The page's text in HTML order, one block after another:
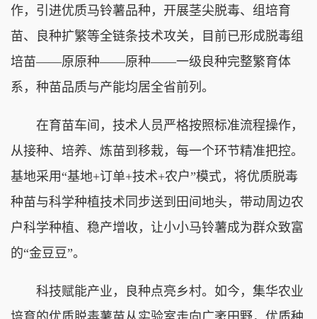
作，引进优质马铃薯品种，开展茎尖脱毒、组培育
苗、良种扩繁等全链条技术攻关，目前已形成脱毒组
培苗——原原种——原种——一级良种完整繁育体
系，种苗品质与产能均居全省前列。
在育苗车间，技术人员严格按照标准流程操作，
从接种、培养、炼苗到移栽，每一个环节精准把控。
基地采用“基地+订单+技术+农户”模式，将优质脱毒
种苗与科学种植技术同步送到田间地头，带动周边农
户科学种植、稳产增收，让小小马铃薯成为群众致富
的“金豆豆”。
科技赋能产业，良种点亮乡村。如今，集华农业